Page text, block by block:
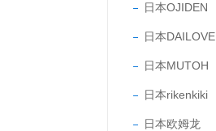
日本OJIDEN
日本DAILOVE
日本MUTOH
日本rikenkiki
日本欧姆龙